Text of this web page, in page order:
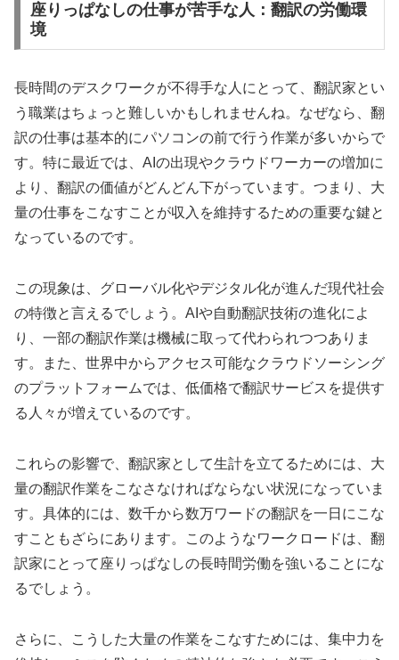
座りっぱなしの仕事が苦手な人：翻訳の労働環
境
長時間のデスクワークが不得手な人にとって、翻訳家とい
う職業はちょっと難しいかもしれませんね。なぜなら、翻
訳の仕事は基本的にパソコンの前で行う作業が多いからで
す。特に最近では、AIの出現やクラウドワーカーの増加に
より、翻訳の価値がどんどん下がっています。つまり、大
量の仕事をこなすことが収入を維持するための重要な鍵と
なっているのです。
この現象は、グローバル化やデジタル化が進んだ現代社会
の特徴と言えるでしょう。AIや自動翻訳技術の進化によ
り、一部の翻訳作業は機械に取って代わられつつありま
す。また、世界中からアクセス可能なクラウドソーシング
のプラットフォームでは、低価格で翻訳サービスを提供す
る人々が増えているのです。
これらの影響で、翻訳家として生計を立てるためには、大
量の翻訳作業をこなさなければならない状況になっていま
す。具体的には、数千から数万ワードの翻訳を一日にこな
すこともざらにあります。このようなワークロードは、翻
訳家にとって座りっぱなしの長時間労働を強いることにな
るでしょう。
さらに、こうした大量の作業をこなすためには、集中力を